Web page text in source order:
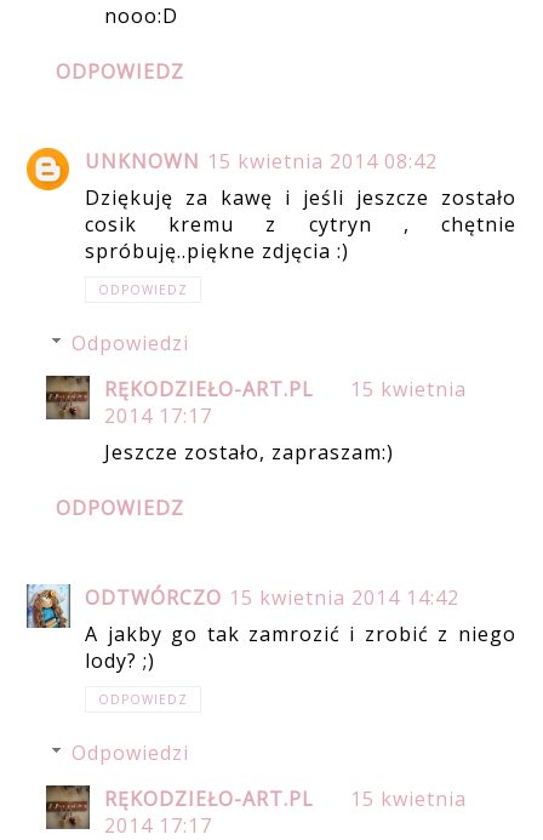
nooo:D
ODPOWIEDZ
UNKNOWN 15 kwietnia 2014 08:42
Dziękuję za kawę i jeśli jeszcze zostało
cosik kremu z cytryn , chętnie
spróbuję..piękne zdjęcia :)
ODPOWIEDZ
Odpowiedzi
RĘKODZIEŁO-ART.PL
15 kwietnia
2014 17:17
Jeszcze zostało, zapraszam:)
ODPOWIEDZ
ODTWÓRCZO 15 kwietnia 2014 14:42
A jakby go tak zamrozić i zrobić z niego
lody? ;)
ODPOWIEDZ
Odpowiedzi
RĘKODZIEŁO-ART.PL
15 kwietnia
2014 17:17